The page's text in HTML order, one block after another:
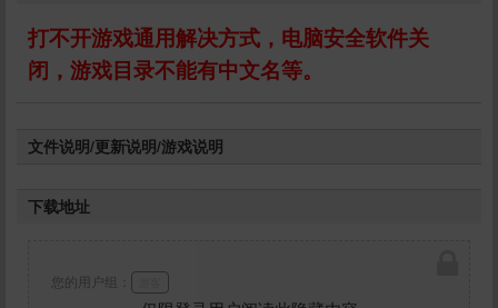
打不开游戏通用解决方式，电脑安全软件关
闭，游戏目录不能有中文名等。
文件说明/更新说明/游戏说明
下载地址
您的用户组：